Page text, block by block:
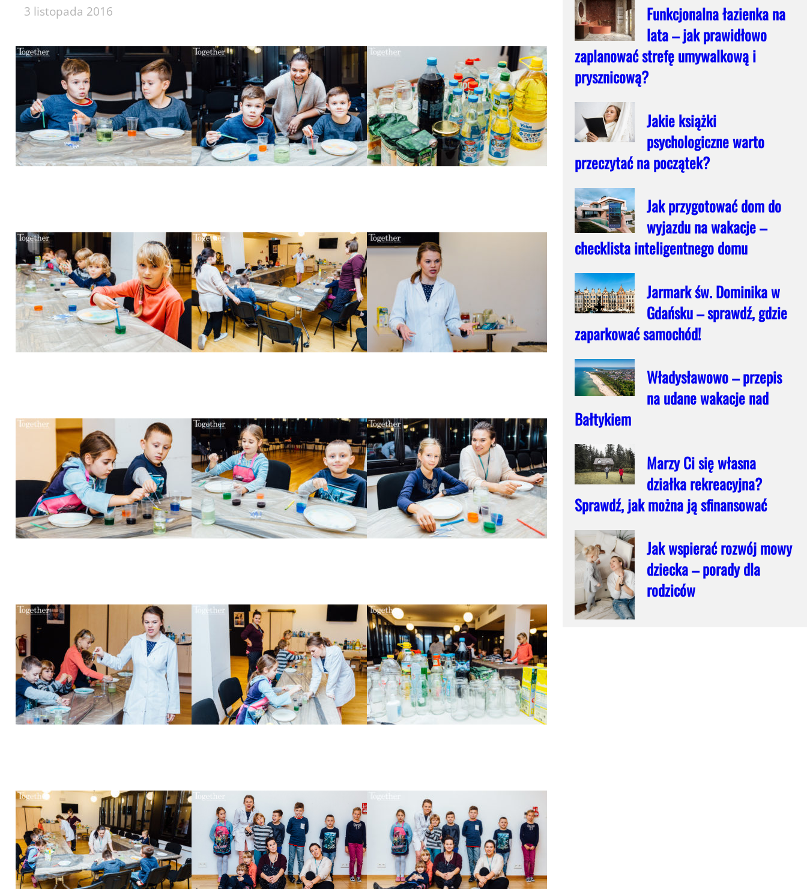
3 listopada 2016
Funkcjonalna łazienka na
lata – jak prawidłowo
zaplanować strefę umywalkową i
prysznicową?
Jakie książki
psychologiczne warto
przeczytać na początek?
Jak przygotować dom do
wyjazdu na wakacje –
checklista inteligentnego domu
Jarmark św. Dominika w
Gdańsku – sprawdź, gdzie
zaparkować samochód!
Władysławowo – przepis
na udane wakacje nad
Bałtykiem
Marzy Ci się własna
działka rekreacyjna?
Sprawdź, jak można ją sfinansować
Jak wspierać rozwój mowy
dziecka – porady dla
rodziców